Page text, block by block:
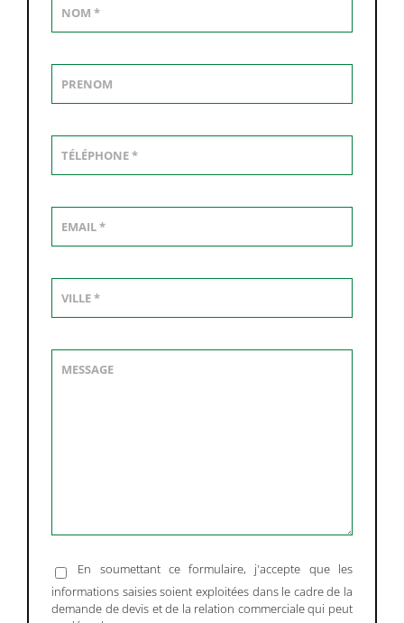
En soumettant ce formulaire, j'accepte que les
informations saisies soient exploitées dans le cadre de la
demande de devis et de la relation commerciale qui peut